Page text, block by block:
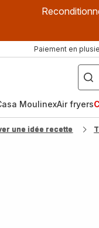
Paiement en
["Que
vous
?",
fryer",
MoulinexAir fryers
une idée recette